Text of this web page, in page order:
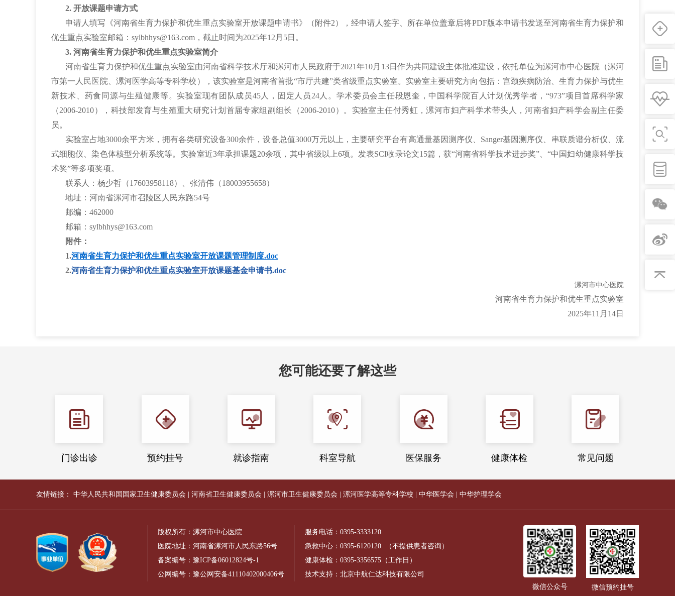
2. 开放课题申请方式
申请人填写《河南省生育力保护和优生重点实验室开放课题申请书》（附件2），经申请人签字、所在单位盖章后将PDF版本申请书发送至河南省生育力保护和
优生重点实验室邮箱：sylbhhys@163.com，截止时间为2025年12月5日。
3. 河南省生育力保护和优生重点实验室简介
河南省生育力保护和优生重点实验室由河南省科学技术厅和漯河市人民政府于2021年10月13日作为共同建设主体批准建设，依托单位为漯河市中心医院（漯河
市第一人民医院、漯河医学高等专科学校），该实验室是河南省首批“市厅共建”类省级重点实验室。实验室主要研究方向包括：宫颈疾病防治、生育力保护与优生
新技术、药食同源与生殖健康等。实验室现有团队成员45人，固定人员24人。学术委员会主任段恩奎，中国科学院百人计划优秀学者，“973”项目首席科学家
（2006-2010），科技部发育与生殖重大研究计划首届专家组副组长（2006-2010）。实验室主任付秀虹，漯河市妇产科学术带头人，河南省妇产科学会副主任委
员。
实验室占地3000余平方米，拥有各类研究设备300余件，设备总值3000万元以上，主要研究平台有高通量基因测序仪、Sanger基因测序仪、串联质谱分析仪、流
式细胞仪、染色体核型分析系统等。实验室近3年承担课题20余项，其中省级以上6项。发表SCI收录论文15篇，获“河南省科学技术进步奖”、“中国妇幼健康科学技
术奖”等多项奖项。
联系人：杨少哲（17603958118）、张清伟（18003955658）
地址：河南省漯河市召陵区人民东路54号
邮编：462000
邮箱：sylbhhys@163.com
附件：
1.河南省生育力保护和优生重点实验室开放课题管理制度.doc
2.河南省生育力保护和优生重点实验室开放课题基金申请书.doc
漯河市中心医院
河南省生育力保护和优生重点实验室
2025年11月14日
您可能还要了解这些
门诊出诊 预约挂号 就诊指南 科室导航 医保服务 健康体检 常见问题
友情链接： 中华人民共和国国家卫生健康委员会 河南省卫生健康委员会 漯河市卫生健康委员会 漯河医学高等专科学校 中华医学会 中华护理学会
版权所有：漯河市中心医院
医院地址：河南省漯河市人民东路56号
备案编号： 豫ICP备06012824号-1
公网编号： 豫公网安备41110402000406号
服务电话： 0395-3333120
急救中心： 0395-6120120
（不提供患者咨询）
健康体检： 0395-3356575（工作日）
技术支持：北京中航仁达科技有限公司
微信公众号
微信预约挂号